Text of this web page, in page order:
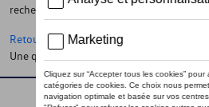
recherchez
Retour à la homepage
Une question ?